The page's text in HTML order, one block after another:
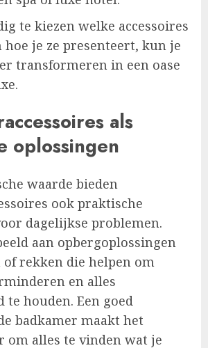
te kiezen welke accessoires
hoe je ze presenteert, kun je
transformeren in een oase
als
oplossingen
waarde bieden
ook praktische
dagelijkse problemen.
aan opbergoplossingen
of rekken die helpen om
en alles
te houden. Een goed
badkamer maakt het
om alles te vinden wat je